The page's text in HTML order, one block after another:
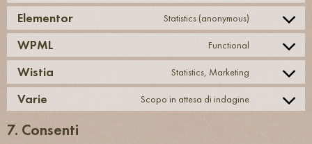
Elementor Statistics (anonymous)
WPML Functional
Wistia Statistics, Marketing
Varie Scopo in attesa di indagine
7. Consenti